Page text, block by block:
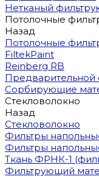
Нетканый
Потолочные
Назад
Потолочные
FiltekPaint
Reinberg RB
Предварительной
Сорбирующие
Стекловолокно
Назад
Стекловолокно
Фильтры
Фильтры
Ткань ФРНК-1
Фильтрующий